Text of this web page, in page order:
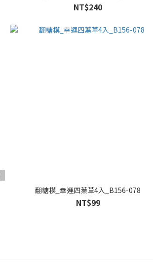
NT$240
翻糖模_幸運四葉草4入_B156-078
NT$99